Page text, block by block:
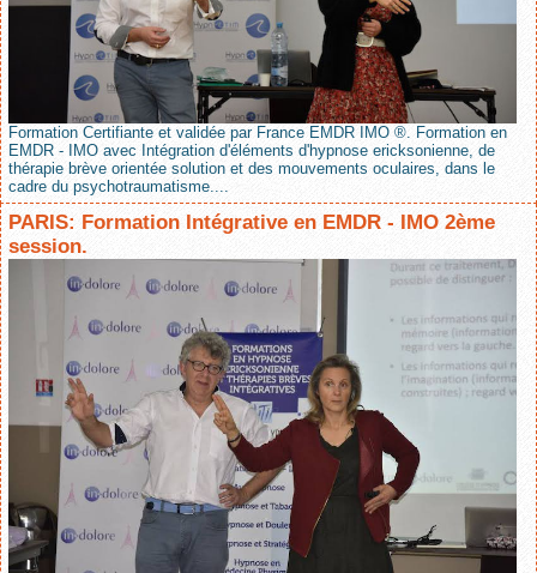
Formation Certifiante et validée par France EMDR IMO ®. Formation en
EMDR - IMO avec Intégration d'éléments d'hypnose ericksonienne, de
thérapie brève orientée solution et des mouvements oculaires, dans le
cadre du psychotraumatisme....
PARIS: Formation Intégrative en EMDR - IMO 2ème
session.